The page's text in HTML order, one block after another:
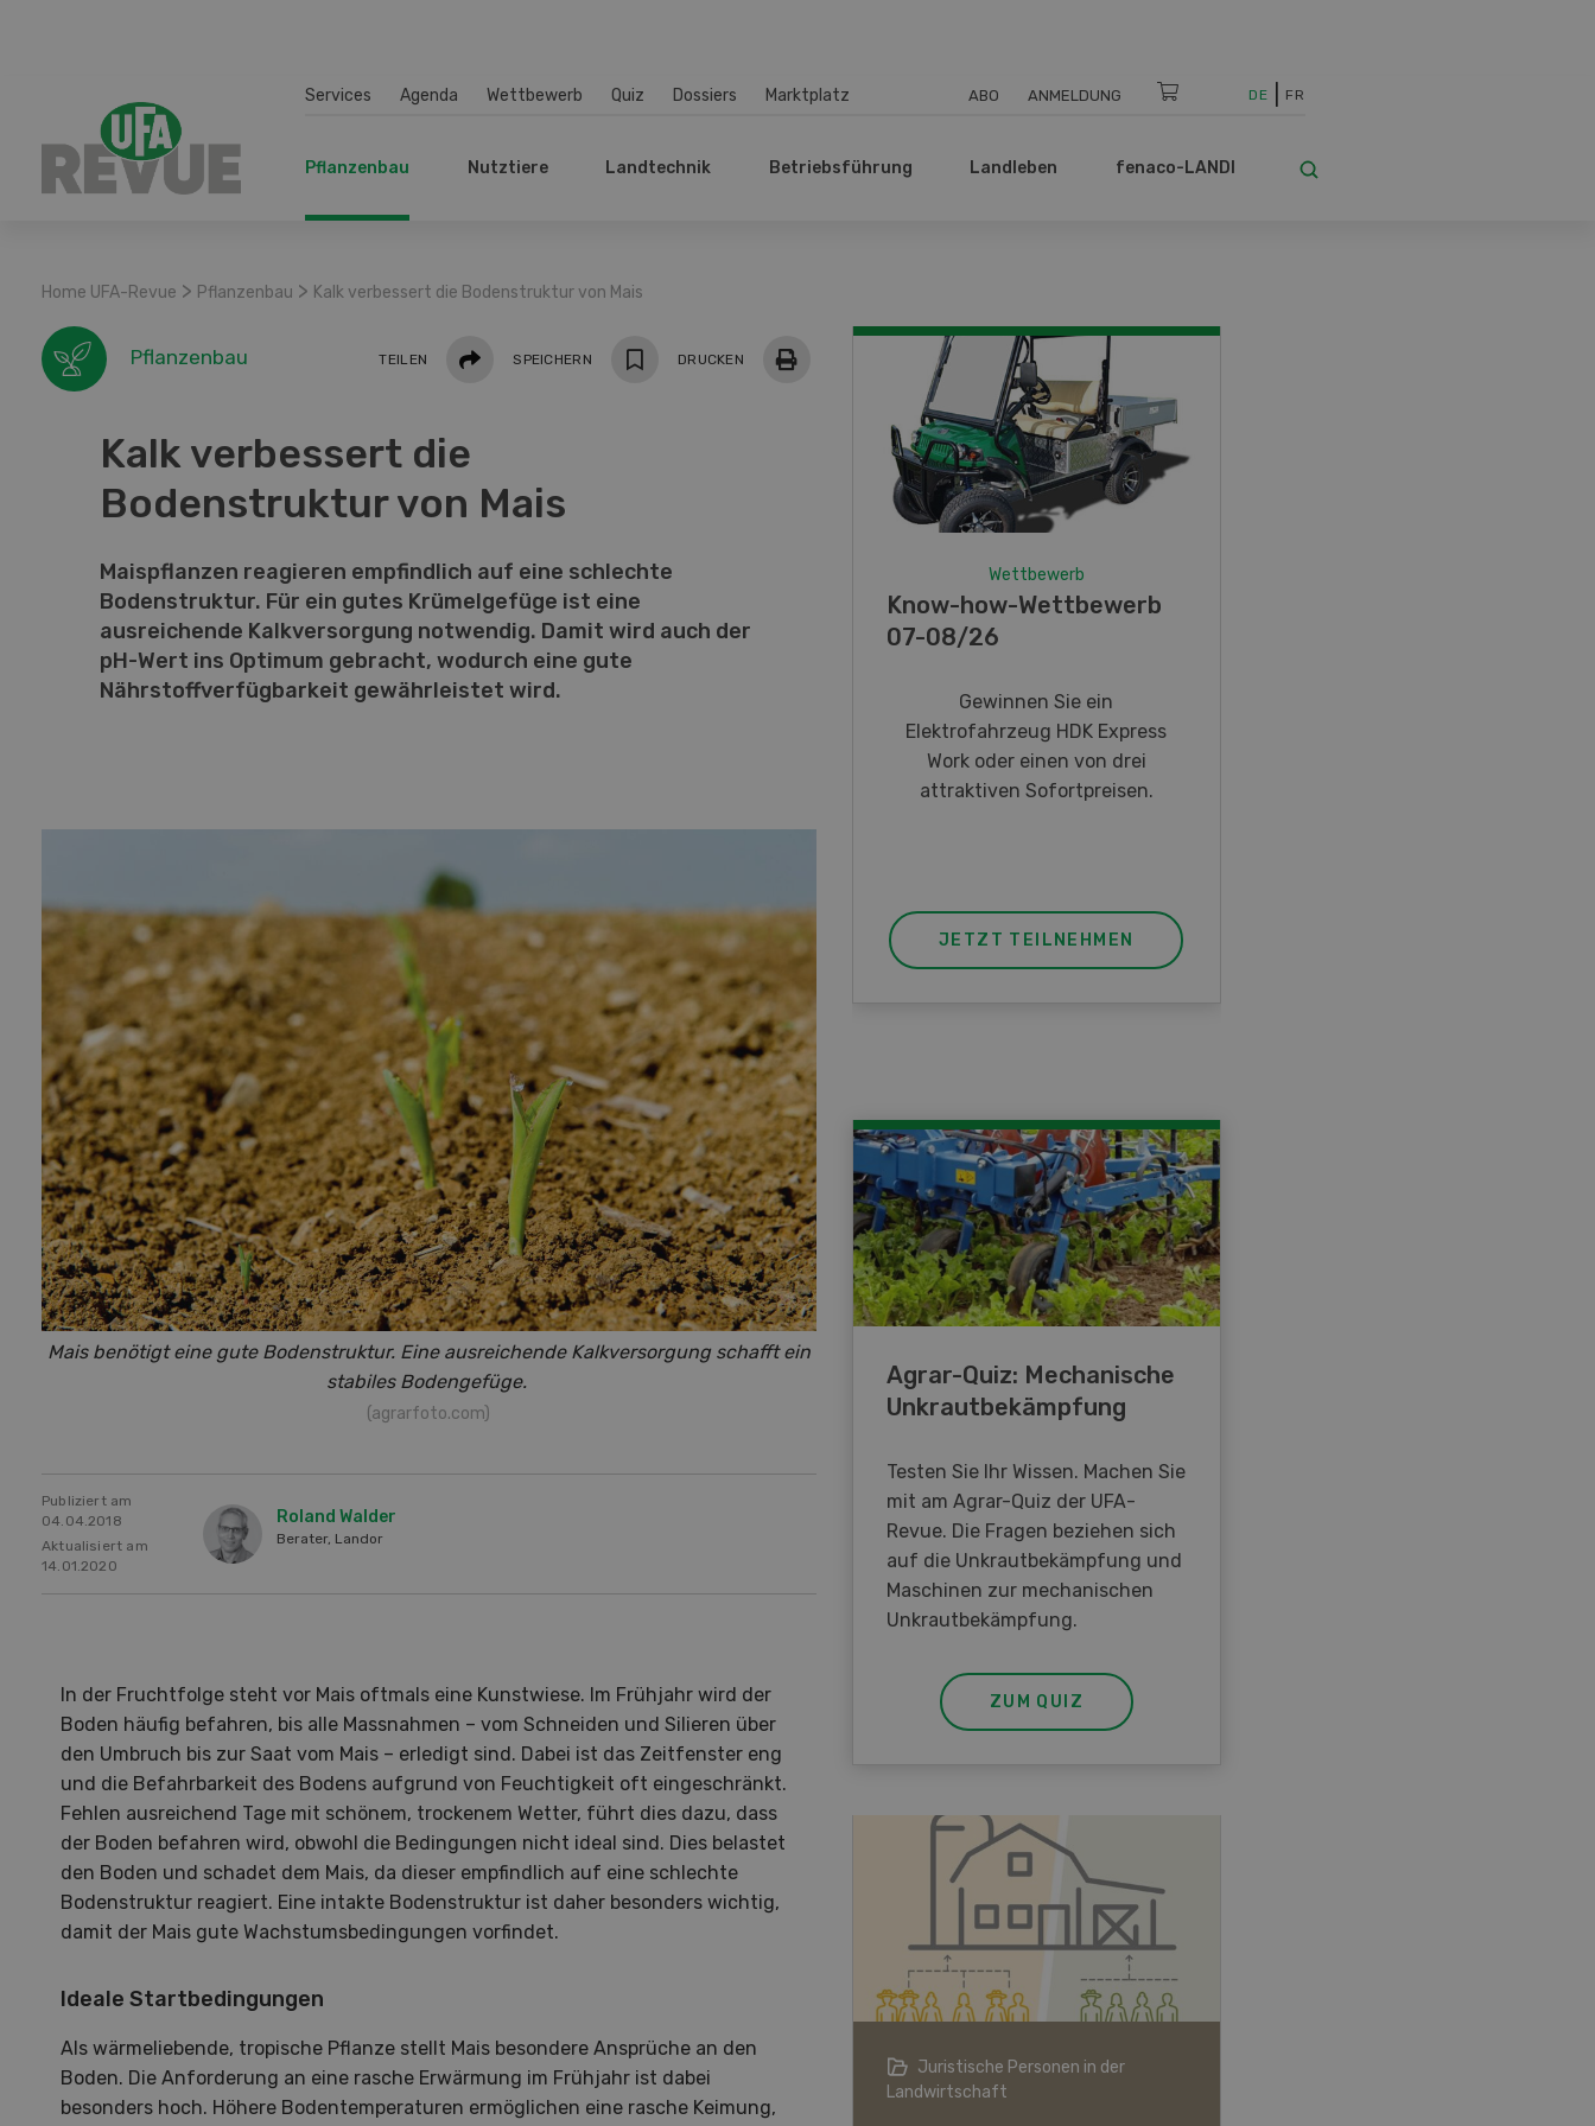
Services Agenda Wettbewerb Quiz Dossiers Marktplatz ABO ANMELDUNG DE FR
Pflanzenbau Nutztiere Landtechnik Betriebsführung Landleben fenaco-LANDI
Home UFA-Revue > Pflanzenbau > Kalk verbessert die Bodenstruktur von Mais
Pflanzenbau TEILEN Teilen SPEICHERN DRUCKEN
Kalk verbessert die
Bodenstruktur von Mais
Maispflanzen reagieren empfindlich auf eine schlechte
Bodenstruktur. Für ein gutes Krümelgefüge ist eine
ausreichende Kalkversorgung notwendig. Damit wird auch der
pH-Wert ins Optimum gebracht, wodurch eine gute
Nährstoffverfügbarkeit gewährleistet wird.
Mais benötigt eine gute Bodenstruktur. Eine ausreichende Kalkversorgung schafft ein
stabiles Bodengefüge.
(agrarfoto.com)
Publiziert am
04.04.2018
Aktualisiert am
14.01.2020
Roland Walder
Berater, Landor
In der Fruchtfolge steht vor Mais oftmals eine Kunstwiese. Im Frühjahr wird der
Boden häufig befahren, bis alle Massnahmen – vom Schneiden und Silieren über
den Umbruch bis zur Saat vom Mais – erledigt sind. Dabei ist das Zeitfenster eng
und die Befahrbarkeit des Bodens aufgrund von Feuchtigkeit oft eingeschränkt.
Fehlen ausreichend Tage mit schönem, trockenem Wetter, führt dies dazu, dass
der Boden befahren wird, obwohl die Bedingungen nicht ideal sind. Dies belastet
den Boden und schadet dem Mais, da dieser empfindlich auf eine schlechte
Bodenstruktur reagiert. Eine intakte Bodenstruktur ist daher besonders wichtig,
damit der Mais gute Wachstumsbedingungen vorfindet.
Ideale Startbedingungen
Als wärmeliebende, tropische Pflanze stellt Mais besondere Ansprüche an den
Boden. Die Anforderung an eine rasche Erwärmung im Frühjahr ist dabei
besonders hoch. Höhere Bodentemperaturen ermöglichen eine rasche Keimung,
Wettbewerb
Know-how-Wettbewerb
07-08/26
Gewinnen Sie ein
Elektrofahrzeug HDK Express
Work oder einen von drei
attraktiven Sofortpreisen.
JETZT TEILNEHMEN
Agrar-Quiz: Mechanische
Unkrautbekämpfung
Testen Sie Ihr Wissen. Machen Sie
mit am Agrar-Quiz der UFA-
Revue. Die Fragen beziehen sich
auf die Unkrautbekämpfung und
Maschinen zur mechanischen
Unkrautbekämpfung.
ZUM QUIZ
Hof in neuer Hand Landwirtschaft im Klimawandel
Juristische Personen in der
Landwirtschaft